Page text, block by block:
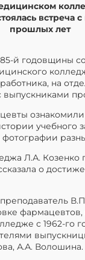
встреча
прошлых лет
й годовщины
на
выпускниками
ознакомили
учебного
Л.А. Козенко
о
фармацевтов,
с 1962-го
А.А. Волошина.